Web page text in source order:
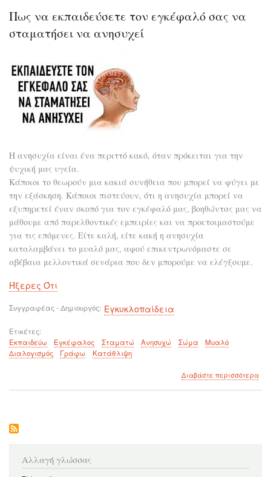
Πως να εκπαιδεύσετε τον εγκέφαλό σας να
σταματήσει να ανησυχεί
Η ανησυχία είναι ένα περιττό κακό, όταν πρόκειται για την
ψυχική μας υγεία.
Κάποιοι το θεωρούν μια κακιά συνήθεια που μπορεί να φύγει με
την εξάσκηση. Κάποιοι πιστεύουν, ότι η ανησυχία μπορεί να
εξυπηρετεί έναν σκοπό για τον εγκέφαλό μας, βοηθώντας μας να
μάθουμε από παρελθοντικές εμπειρίες και να προετοιμαστούμε
για τις επόμενες. Είτε καλή, είτε κακή η ανησυχία
καταλαμβάνει το μυαλό μας, αφού επικεντρωνόμαστε σε
αβέβαια μελλοντικά σενάρια που δεν μπορούμε να ελέγξουμε.
Ήξερες Ότι
Συγγραφέας - Δημιουργός Εγκυκλοπαίδεια
Ετικέτες
Εκπαιδεύω
Εγκέφαλος Σταματώ Ανησυχώ Σώμα
Μυαλό
Διαλογισμός
Γράφω Κατάθλιψη
Διαβάστε περισσότεραγια
Αλλαγή γλώσσας